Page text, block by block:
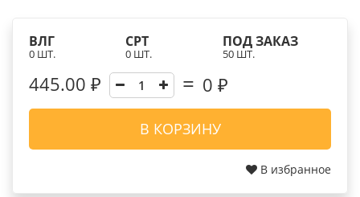
ВЛГ
0 ШТ.
СРТ
0 ШТ.
ПОД ЗАКАЗ
50 ШТ.
445.00 ₽ 0 ₽
В КОРЗИНУ
В избранное